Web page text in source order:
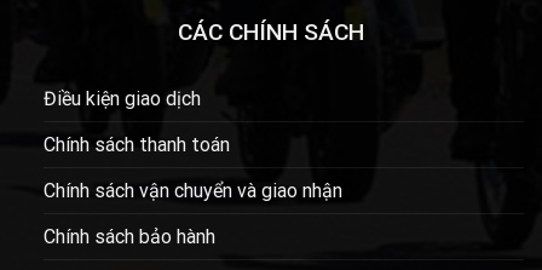
CÁC CHÍNH SÁCH
Điều kiện giao dịch
Chính sách thanh toán
Chính sách vận chuyển và giao nhận
Chính sách bảo hành